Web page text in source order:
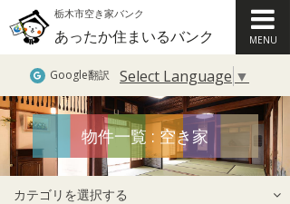
栃木市空き家バンク
あったか住まいるバンク MENU
Google翻訳 Select Language ▼
物件一覧 : 空き家
カテゴリを選択する